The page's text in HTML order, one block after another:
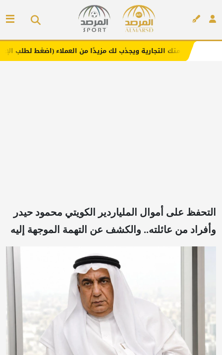
ويجذب لك مزيدًا من العملاء (اضغط لطلب الإعلان)
التحفظ على أموال الملياردير الكويتي محمود حيدر
وأفراد من عائلته.. والكشف عن التهمة الموجهة إليه